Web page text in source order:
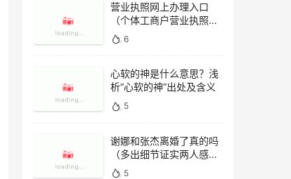
营业执照网上办理入口
（个体工商户营业执照办
理网址）
6
心软的神是什么意思？浅
析“心软的神”出处及含义
5
谢娜和张杰离婚了真的吗
（多出细节证实两人感情
稳定）
5